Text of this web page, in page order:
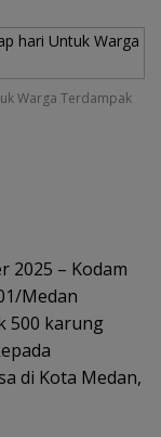
Warga Terdampak
2025 – Kodam
Medan
500 karung
di Kota Medan,